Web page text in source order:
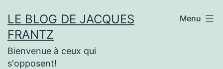
au
contenu
LE BLOG DE JACQUES
FRANTZ
Bienvenue à ceux qui
s'opposent!
Menu